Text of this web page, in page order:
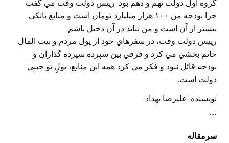
گروه اول دولت نهم و دهم بود. رييس دولت وقت مي گفت
چرا بودجه من ١٠٠ هزار ميليارد تومان است و منابع بانكي
بيشتر از آن است و من نبايد در آن دخيل باشم.
رييس دولت وقت، در سفرهاي خود از پول مردم و بيت المال
حاتم بخشي مي كرد و فرقي بين سپرده سپرده گذاران و
بودجه قائل نبود و فكر مي كرد همه اين منابع، پولِ تو جيبي
دولت است.
نويسنده: عليرضا بهداد
***
سرمقاله